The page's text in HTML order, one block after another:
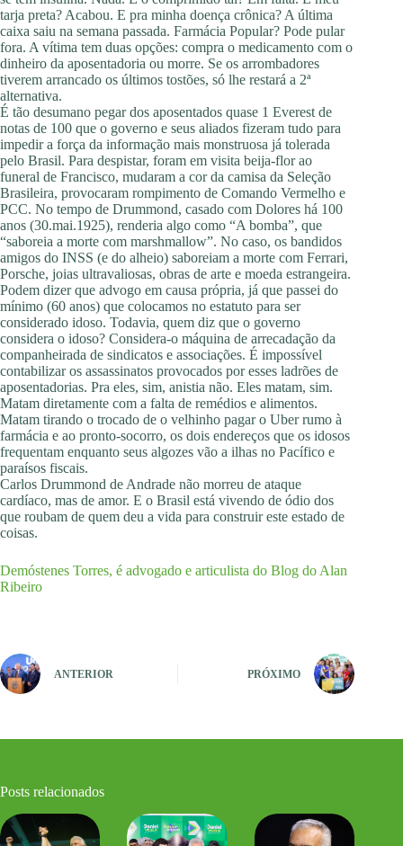
tarja preta? Acabou. E pra minha doença crônica? A última
caixa saiu na semana passada. Farmácia Popular? Pode pular
fora. A vítima tem duas opções: compra o medicamento com o
dinheiro da aposentadoria ou morre. Se os arrombadores
tiverem arrancado os últimos tostões, só lhe restará a 2ª
alternativa.
É tão desumano pegar dos aposentados quase 1 Everest de
notas de 100 que o governo e seus aliados fizeram tudo para
impedir a força da informação mais monstruosa já tolerada
pelo Brasil. Para despistar, foram em visita beija-flor ao
funeral de Francisco, mudaram a cor da camisa da Seleção
Brasileira, provocaram rompimento de Comando Vermelho e
PCC. No tempo de Drummond, casado com Dolores há 100
anos (30.mai.1925), renderia algo como “A bomba”, que
“saboreia a morte com marshmallow”. No caso, os bandidos
amigos do INSS (e do alheio) saboreiam a morte com Ferrari,
Porsche, joias ultravaliosas, obras de arte e moeda estrangeira.
Podem dizer que advogo em causa própria, já que passei do
mínimo (60 anos) que colocamos no estatuto para ser
considerado idoso. Todavia, quem diz que o governo
considera o idoso? Considera-o máquina de arrecadação da
companheirada de sindicatos e associações. É impossível
contabilizar os assassinatos provocados por esses ladrões de
aposentadorias. Pra eles, sim, anistia não. Eles matam, sim.
Matam diretamente com a falta de remédios e alimentos.
Matam tirando o trocado de o velhinho pagar o Uber rumo à
farmácia e ao pronto-socorro, os dois endereços que os idosos
frequentam enquanto seus algozes vão a ilhas no Pacífico e
paraísos fiscais.
Carlos Drummond de Andrade não morreu de ataque
cardíaco, mas de amor. E o Brasil está vivendo de ódio dos
que roubam de quem deu a vida para construir este estado de
coisas.
Demóstenes Torres, é advogado e articulista do Blog do Alan
Ribeiro
ANTERIOR PRÓXIMO
Posts relacionados